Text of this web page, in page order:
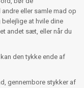
eller samle mad op
at hvile dine
andet sæt, eller når du
den tykke ende af
gennembore stykker af